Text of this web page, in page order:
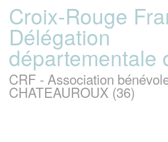
Croix-Rouge
Délégation
départementale
CRF - Association
CHATEAUROUX (36)